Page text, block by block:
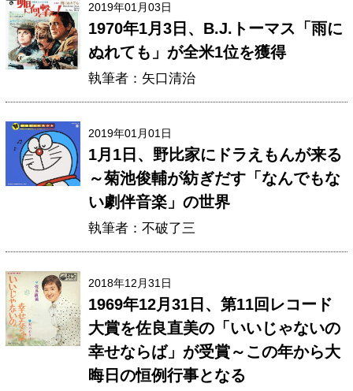
2019年01月03日
1970年1月3日、B.J.トーマス「雨に
ぬれても」が全米1位を獲得
執筆者：矢口清治
2019年01月01日
1月1日、野比家にドラえもんが来る
～菊池俊輔が紡ぎだす「なんでもな
い劇伴音楽」の世界
執筆者：不破了三
2018年12月31日
1969年12月31日、第11回レコード
大賞を佐良直美の「いいじゃないの
幸せならば」が受賞～この年から大
晦日の恒例行事となる